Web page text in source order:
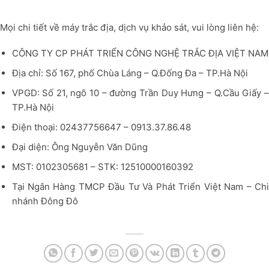
Mọi chi tiết về máy trắc địa, dịch vụ khảo sát, vui lòng liên hệ:
CÔNG TY CP PHÁT TRIỂN CÔNG NGHỆ TRẮC ĐỊA VIỆT NAM
Địa chỉ: Số 167, phố Chùa Láng – Q.Đống Đa – TP.Hà Nội
VPGD: Số 21, ngõ 10 – đường Trần Duy Hưng – Q.Cầu Giấy –
TP.Hà Nội
Điện thoại: 02437756647 – 0913.37.86.48
Đại diện: Ông Nguyễn Văn Dũng
MST: 0102305681 – STK: 12510000160392
Tại Ngân Hàng TMCP Đầu Tư Và Phát Triển Việt Nam – Chi
nhánh Đông Đô